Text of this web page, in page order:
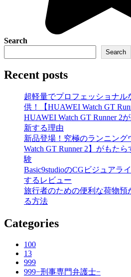
Search
Search
Recent posts
超軽量でプロフェッショナル
供！【HUAWEI Watch GT
HUAWEI Watch GT Runner 2
新する理由
新品登場！究極のランニング
Watch GT Runner 2】がもた
験
Basic9studioのCGビジュアラ
するレビュー
旅行者のための便利な荷物預
る方法
Categories
100
13
999
999−刑事専門弁護士−